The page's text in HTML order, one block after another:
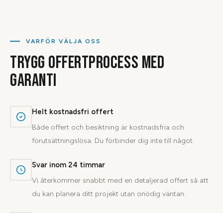
VARFÖR VÄLJA OSS
TRYGG OFFERTPROCESS MED
GARANTI
Helt kostnadsfri offert
Både offert och besiktning är kostnadsfria och
förutsättningslösa. Du förbinder dig inte till något.
Svar inom 24 timmar
Vi återkommer snabbt med en detaljerad offert så att
du kan planera ditt projekt utan onödig väntan.